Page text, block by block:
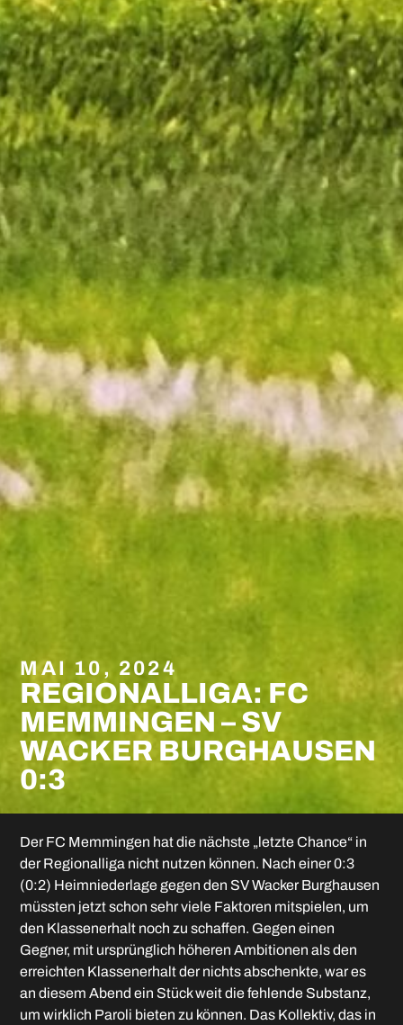
MAI 10, 2024
REGIONALLIGA: FC
MEMMINGEN – SV
WACKER BURGHAUSEN
0:3
Der FC Memmingen hat die nächste „letzte Chance“ in
der Regionalliga nicht nutzen können. Nach einer 0:3
(0:2) Heimniederlage gegen den SV Wacker Burghausen
müssten jetzt schon sehr viele Faktoren mitspielen, um
den Klassenerhalt noch zu schaffen. Gegen einen
Gegner, mit ursprünglich höheren Ambitionen als den
erreichten Klassenerhalt der nichts abschenkte, war es
an diesem Abend ein Stück weit die fehlende Substanz,
um wirklich Paroli bieten zu können. Das Kollektiv, das in